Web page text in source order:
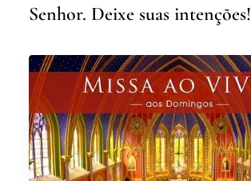
Senhor. Deixe suas intenções!